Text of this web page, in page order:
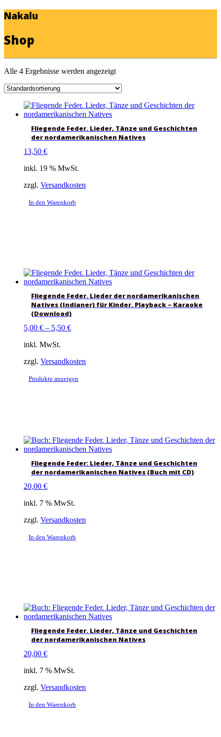
Nakalu
Shop
Alle 4 Ergebnisse werden angezeigt
Fliegende Feder. Lieder, Tänze und Geschichten
der nordamerikanischen Natives
13,50 €
inkl. 19 % MwSt.
zzgl. Versandkosten
In den Warenkorb
Fliegende Feder. Lieder der nordamerikanischen
Natives (Indianer) für Kinder. Playback – Karaoke
(Download)
5,00 € – 5,50 €
inkl. MwSt.
zzgl. Versandkosten
Produkte anzeigen
Fliegende Feder: Lieder, Tänze und Geschichten
der nordamerikanischen Natives (Buch mit CD)
20,00 €
inkl. 7 % MwSt.
zzgl. Versandkosten
In den Warenkorb
Fliegende Feder. Lieder, Tänze und Geschichten
der nordamerikanischen Natives
20,00 €
inkl. 7 % MwSt.
zzgl. Versandkosten
In den Warenkorb